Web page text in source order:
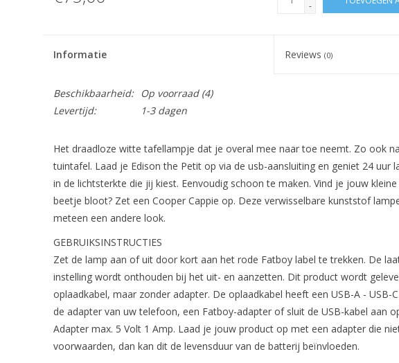
-
Informatie Reviews(0)
Beschikbaarheid: Op voorraad(4)
Levertijd:
1-3 dagen
Het draadloze witte tafellampje dat je overal mee naar toe neemt. Zo ook
tuintafel. Laad je Edison the Petit op via de usb-aansluiting en geniet 24 uur
in de lichtsterkte die jij kiest. Eenvoudig schoon te maken. Vind je jouw
beetje bloot? Zet een Cooper Cappie op. Deze verwisselbare kunststof
meteen een andere look.
GEBRUIKSINSTRUCTIES
Zet de lamp aan of uit door kort aan het rode Fatboy label te trekken. De
instelling wordt onthouden bij het uit- en aanzetten. Dit product wordt
oplaadkabel, maar zonder adapter. De oplaadkabel heeft een USB-A - USB-
de adapter van uw telefoon, een Fatboy-adapter of sluit de USB-kabel aan
Adapter max. 5 Volt 1 Amp. Laad je jouw product op met een adapter die
voorwaarden, dan kan dit de levensduur van de batterij beïnvloeden.